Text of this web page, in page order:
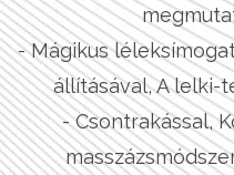
- Mágikus
állításával, A lelki-
- Csontrakással,